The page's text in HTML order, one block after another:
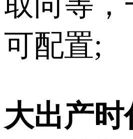
可配置;
大出产时